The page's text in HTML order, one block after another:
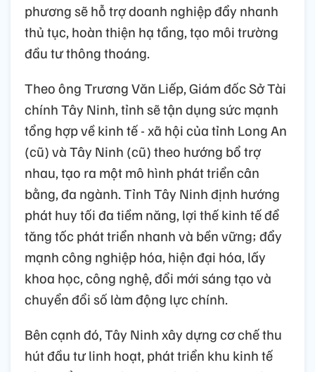
phương sẽ hỗ trợ doanh nghiệp đẩy nhanh
thủ tục, hoàn thiện hạ tầng, tạo môi trường
đầu tư thông thoáng.
Theo ông Trương Văn Liếp, Giám đốc Sở Tài
chính Tây Ninh, tỉnh sẽ tận dụng sức mạnh
tổng hợp về kinh tế - xã hội của tỉnh Long An
(cũ) và Tây Ninh (cũ) theo hướng bổ trợ
nhau, tạo ra một mô hình phát triển cân
bằng, đa ngành. Tỉnh Tây Ninh định hướng
phát huy tối đa tiềm năng, lợi thế kinh tế để
tăng tốc phát triển nhanh và bền vững; đẩy
mạnh công nghiệp hóa, hiện đại hóa, lấy
khoa học, công nghệ, đổi mới sáng tạo và
chuyển đổi số làm động lực chính.
Bên cạnh đó, Tây Ninh xây dựng cơ chế thu
hút đầu tư linh hoạt, phát triển khu kinh tế